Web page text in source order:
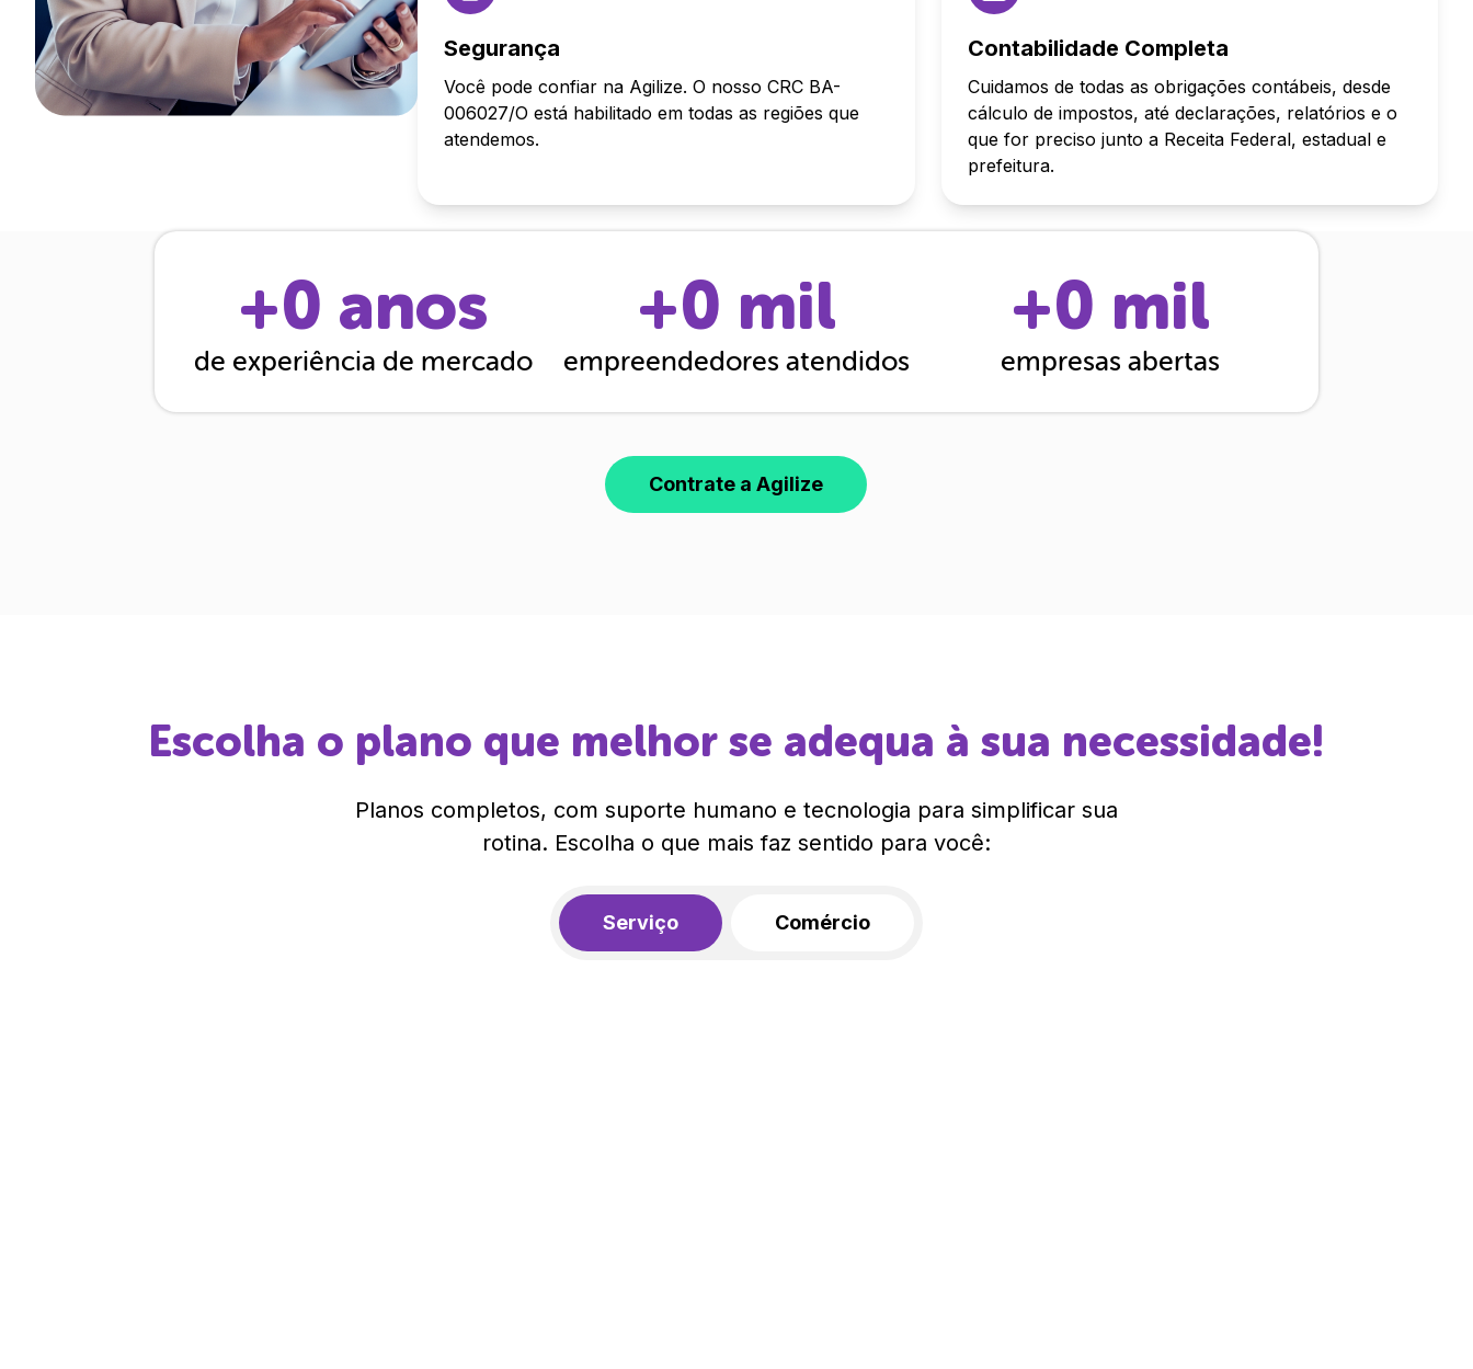
Segurança
Você pode confiar na Agilize. O nosso CRC BA-
006027/O está habilitado em todas as regiões que
atendemos.
Contabilidade Completa
Cuidamos de todas as obrigações contábeis, desde
cálculo de impostos, até declarações, relatórios e o
que for preciso junto a Receita Federal, estadual e
prefeitura.
+0 anos
de experiência de mercado
+0 mil
empreendedores atendidos
+0 mil
empresas abertas
Contrate a Agilize
Escolha o plano que melhor se adequa à sua necessidade!
Planos completos, com suporte humano e tecnologia para simplificar sua
rotina. Escolha o que mais faz sentido para você:
Serviço Comércio